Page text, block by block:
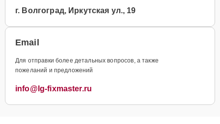
г. Волгоград, Иркутская ул., 19
Email
Для отправки более детальных вопросов, а также
пожеланий и предложений
info@lg-fixmaster.ru